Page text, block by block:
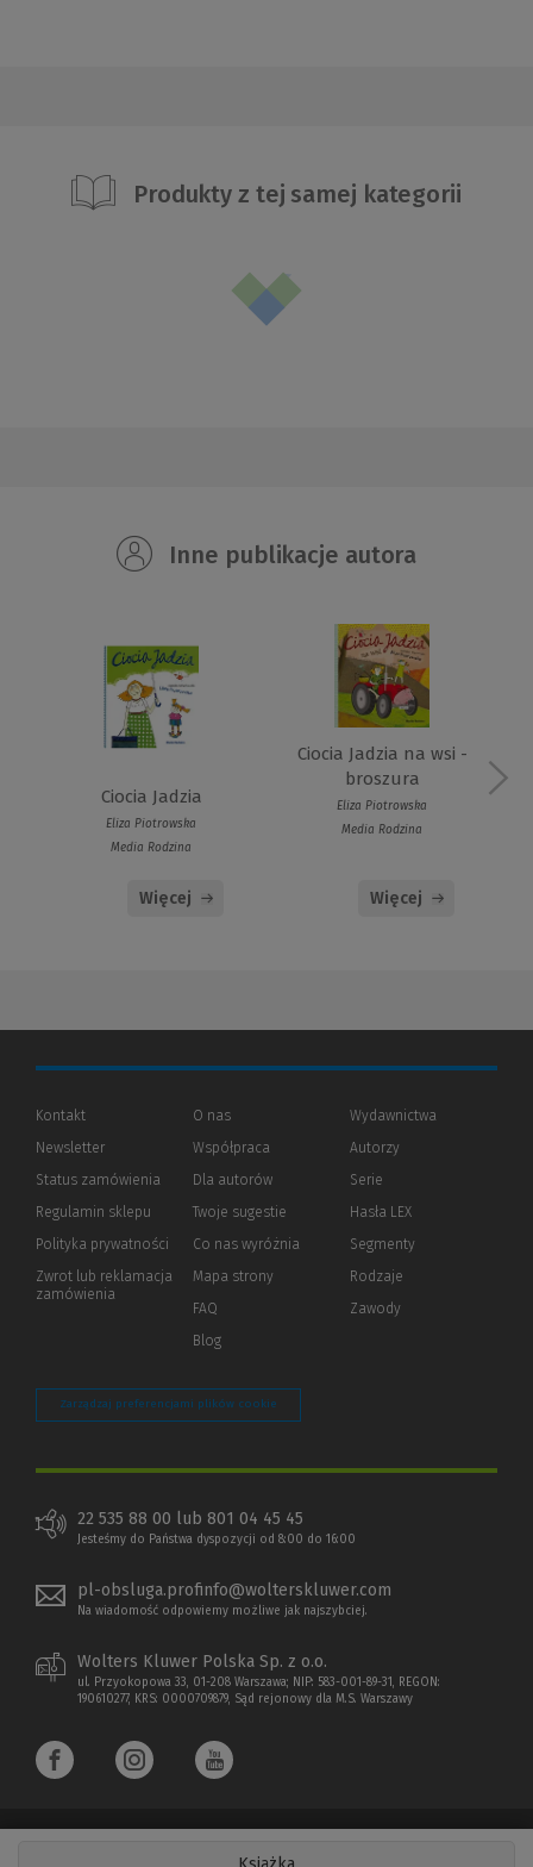
Produkty z tej samej kategorii
Inne publikacje autora
Ciocia Jadzia
Eliza Piotrowska
Media Rodzina
Więcej
Ciocia Jadzia na wsi -
broszura
Eliza Piotrowska
Media Rodzina
Więcej
Kontakt
Newsletter
Status zamówienia
Regulamin sklepu
Polityka prywatności (Nowe
(Link
innej
Zwrot lub reklamacja
zamówienia
O nas
Współpraca
Dla autorów(Nowe
(Link
innej
Twoje sugestie
Co nas wyróżnia
Mapa strony
FAQ
Blog
Wydawnictwa
Autorzy
Serie
Hasła LEX
Segmenty
Rodzaje
Zawody
Zarządzaj preferencjami plików cookie
22 535 88 00 lub 801 04 45 45
Jesteśmy do Państwa dyspozycji od 8:00 do 16:00
pl-obsluga.profinfo@wolterskluwer.com
Na wiadomość odpowiemy możliwe jak najszybciej.
Wolters Kluwer Polska Sp. z o.o.
ul. Przyokopowa 33, 01-208 Warszawa; NIP: 583-001-89-31, REGON:
190610277, KRS: 0000709879, Sąd rejonowy dla M.S. Warszawy